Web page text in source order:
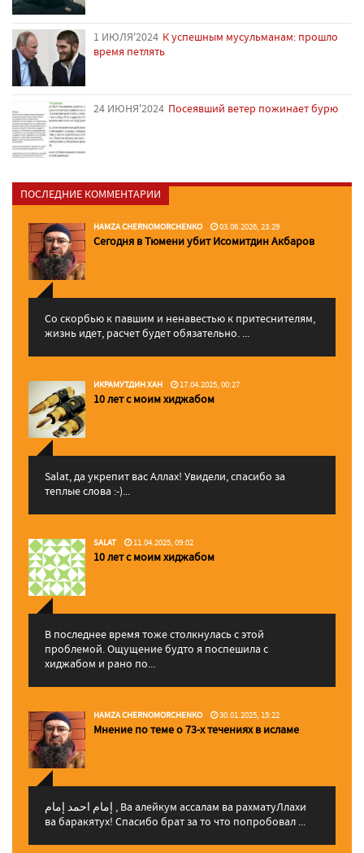
1 ИЮЛЯ'2024 К успешным мусульманам: прошло
время петлять
24 ИЮНЯ'2024 Посеявший ветер пожинает бурю
ПОСЛЕДНИЕ КОММЕНТАРИИ
HAMZA CHERNOMORCHENKO 03.06.2026, 23:29
Сегодня в Тюмени убит Исомитдин Акбаров
Со скорбью к павшим и ненавестью к притеснителям,
жизнь идет, расчет будет обязательно. ...
ИКРАМУТДИН ХАН 17.04.2025, 00:27
10 лет с моим хиджабом
Salat, да укрепит вас Аллаx! Увидели, спасибо за
теплые слова :-)...
SALAT 11.04.2025, 09:02
10 лет с моим хиджабом
В последнее время тоже столкнулась с этой
проблемой. Ощущение будто я поспешила с
хиджабом и рано по...
HAMZA CHERNOMORCHENKO 30.01.2025, 15:22
Мнение по теме о 73-х течениях в исламе
إمام احمد إمام , Ва алейкум ассалам ва рахматуЛлахи
ва баракятух! Спасибо брат за то что попробовал ...